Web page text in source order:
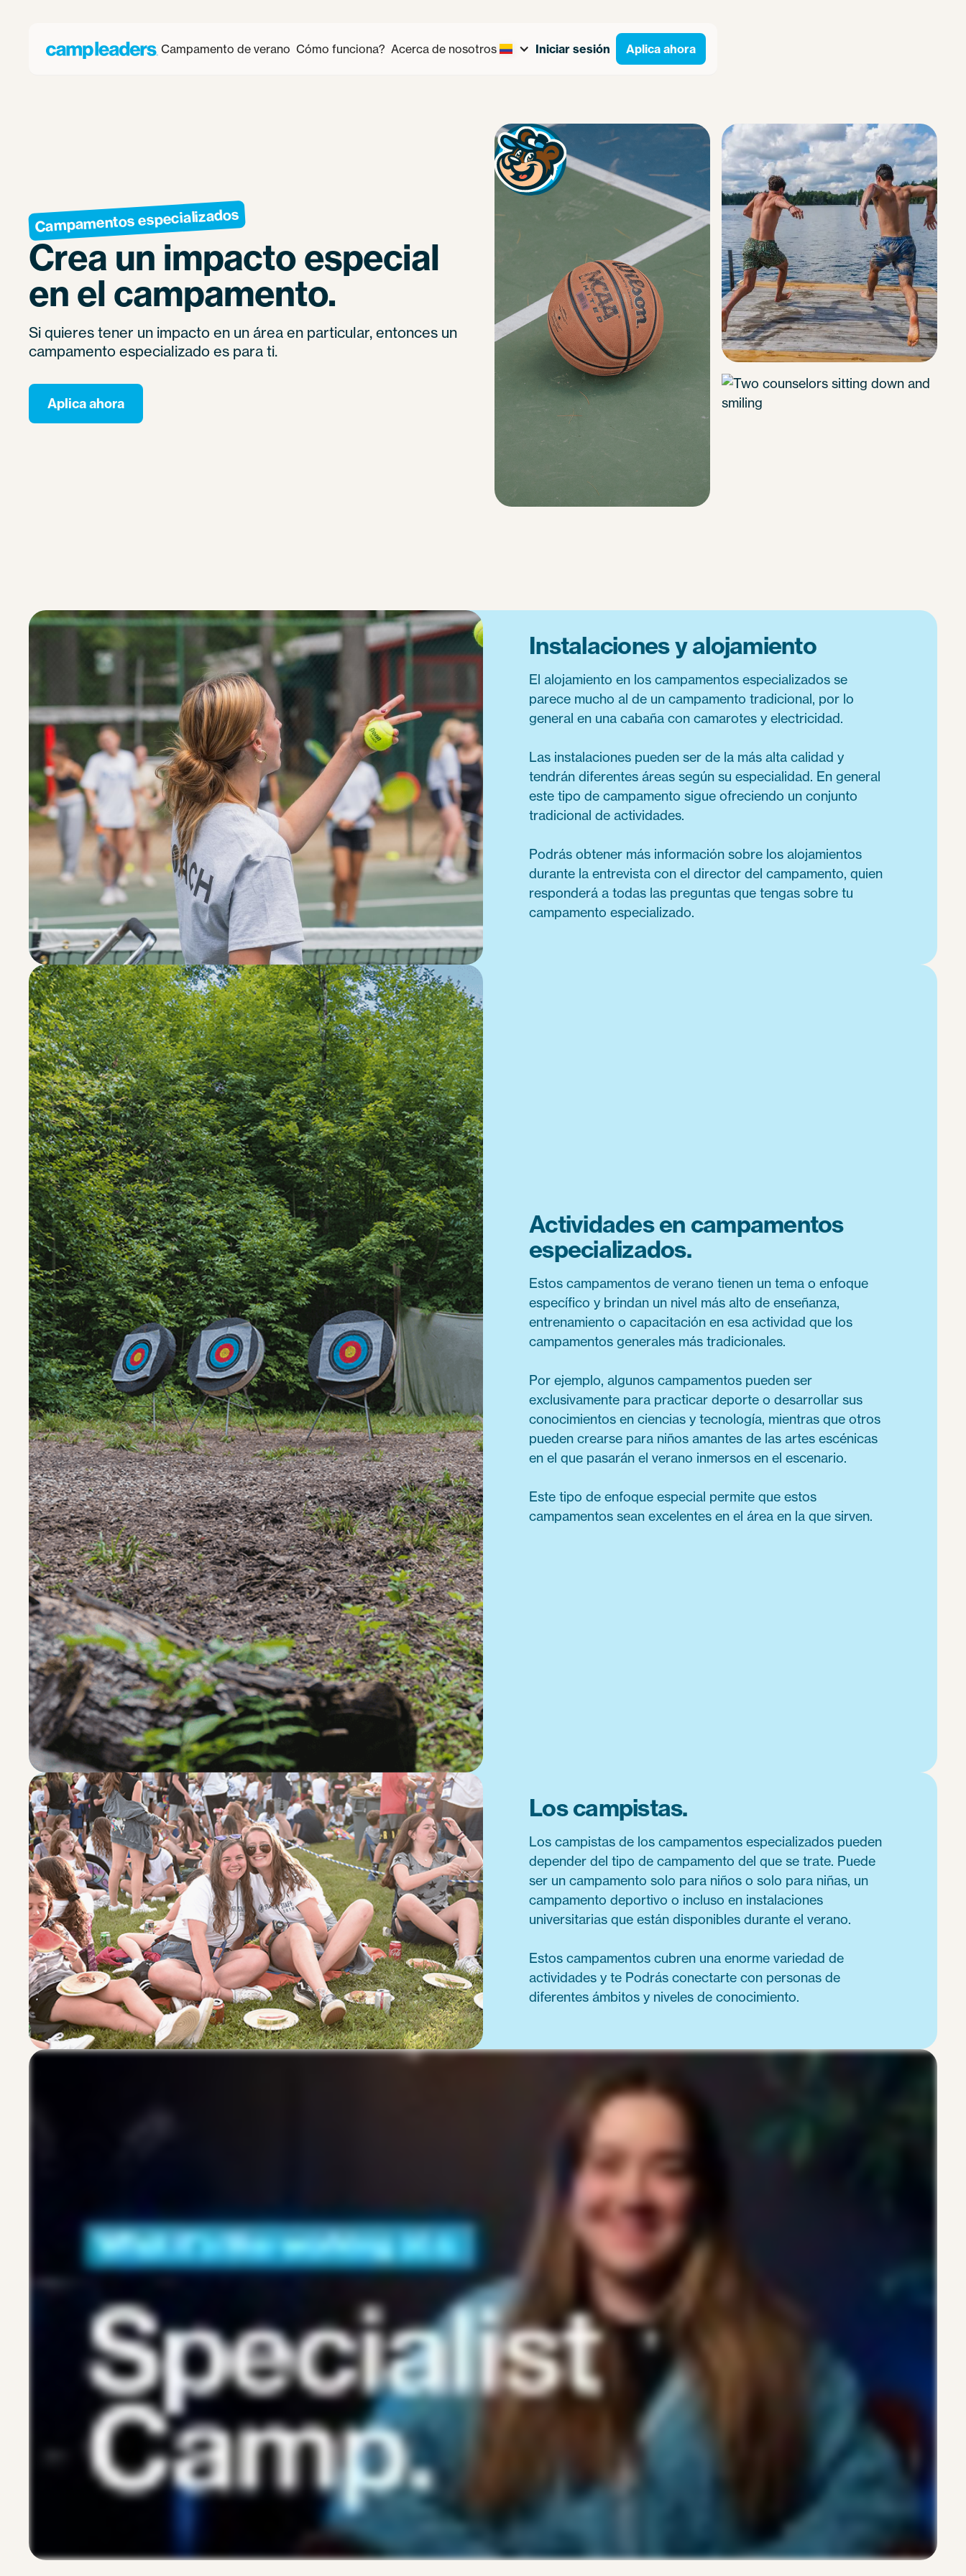
Campamento de verano Cómo funciona? Acerca de nosotros Iniciar sesión Aplica ahora
Campamentos especializados
Crea un impacto especial
en el campamento.
Si quieres tener un impacto en un área en particular, entonces un
campamento especializado es para ti.
Aplica ahora
Instalaciones y alojamiento
El alojamiento en los campamentos especializados se
parece mucho al de un campamento tradicional, por lo
general en una cabaña con camarotes y electricidad.
Las instalaciones pueden ser de la más alta calidad y
tendrán diferentes áreas según su especialidad. En general
este tipo de campamento sigue ofreciendo un conjunto
tradicional de actividades.
Podrás obtener más información sobre los alojamientos
durante la entrevista con el director del campamento, quien
responderá a todas las preguntas que tengas sobre tu
campamento especializado.
Actividades en campamentos
especializados.
Estos campamentos de verano tienen un tema o enfoque
específico y brindan un nivel más alto de enseñanza,
entrenamiento o capacitación en esa actividad que los
campamentos generales más tradicionales.
Por ejemplo, algunos campamentos pueden ser
exclusivamente para practicar deporte o desarrollar sus
conocimientos en ciencias y tecnología, mientras que otros
pueden crearse para niños amantes de las artes escénicas
en el que pasarán el verano inmersos en el escenario.
Este tipo de enfoque especial permite que estos
campamentos sean excelentes en el área en la que sirven.
Los campistas.
Los campistas de los campamentos especializados pueden
depender del tipo de campamento del que se trate. Puede
ser un campamento solo para niños o solo para niñas, un
campamento deportivo o incluso en instalaciones
universitarias que están disponibles durante el verano.
Estos campamentos cubren una enorme variedad de
actividades y te Podrás conectarte con personas de
diferentes ámbitos y niveles de conocimiento.